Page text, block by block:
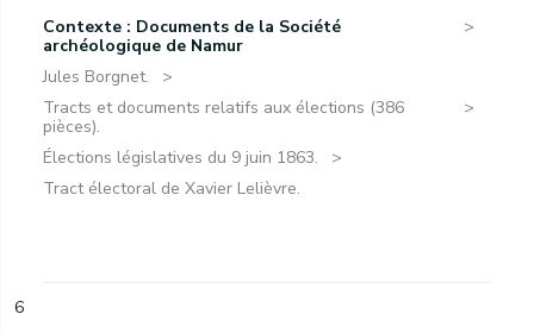
Contexte : Documents de la Société
archéologique de Namur
Jules Borgnet.
Tracts et documents relatifs aux élections (386
pièces).
Élections législatives du 9 juin 1863.
Tract électoral de Xavier Lelièvre.
6